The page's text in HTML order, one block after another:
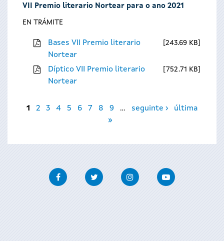
VII Premio literario Nortear para o ano 2021
EN TRÁMITE
Bases VII Premio literario
Nortear
243.69 KB
Díptico VII Premio literario
Nortear
752.71 KB
Páxinas
1 2 3 4 5 6 7 8 9 … seguinte ›
última
»
FacebookTwitter InstagramYoutube